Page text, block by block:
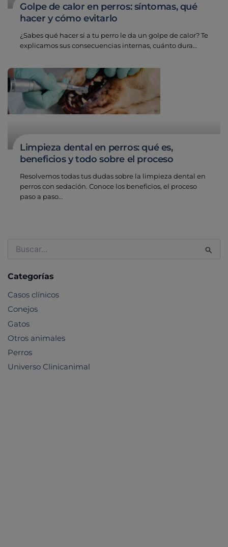
Golpe de calor en perros: síntomas, qué
hacer y cómo evitarlo
¿Sabes qué hacer si a tu perro le da un golpe de calor? Te
explicamos sus consecuencias internas, cuánto dura…
Limpieza dental en perros: qué es,
beneficios y todo sobre el proceso
Resolvemos todas tus dudas sobre la limpieza dental en
perros con sedación. Conoce los beneficios, el proceso
paso a paso…
por:
Categorías
Casos clínicos
Conejos
Gatos
Otros animales
Perros
Universo Clinicanimal